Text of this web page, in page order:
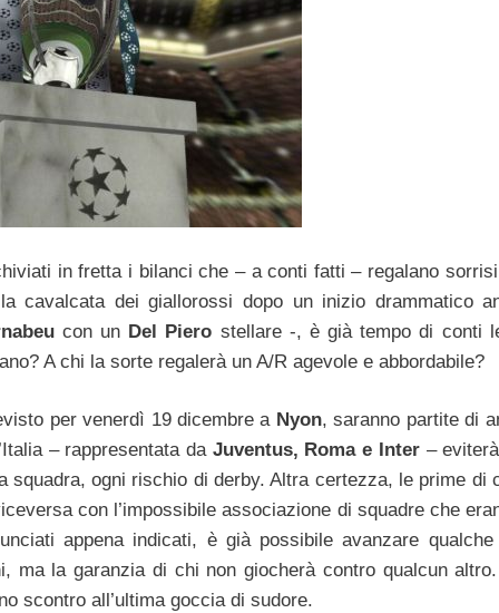
in fretta i bilanci che – a conti fatti – regalano sorrisi
cavalcata dei giallorossi dopo un inizio drammatico
con un Del Piero stellare -, è già tempo di conti
A chi la sorte regalerà un A/R agevole e abbordabile?
per venerdì 19 dicembre a Nyon, saranno partite di
– rappresentata da Juventus, Roma e Inter –
squadra, ogni rischio di derby. Altra certezza, le prime di
con l’impossibile associazione di squadre che
appena indicati, è già possibile avanzare
ma la garanzia di chi non giocherà contro qualcun
scontro all’ultima goccia di sudore.